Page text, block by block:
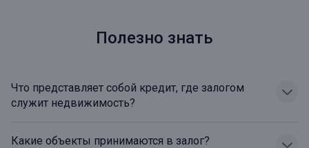
Полезно знать
Что представляет собой кредит, где залогом
служит недвижимость?
Какие объекты принимаются в залог?